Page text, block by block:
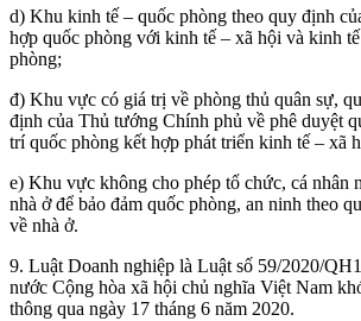
d) Khu kinh tế – quốc phòng theo quy định
hợp quốc phòng với kinh tế – xã hội và kinh
phòng;
đ) Khu vực có giá trị về phòng thủ quân sự,
định của Thủ tướng Chính phủ về phê duyệt
trí quốc phòng kết hợp phát triển kinh tế – xã
e) Khu vực không cho phép tổ chức, cá nhân
nhà ở để bảo đảm quốc phòng, an ninh theo
về nhà ở.
9. Luật Doanh nghiệp là Luật số 59/2020/
nước Cộng hòa xã hội chủ nghĩa Việt Nam
thông qua ngày 17 tháng 6 năm 2020.